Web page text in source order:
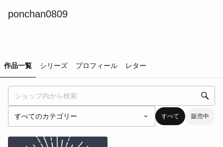
ponchan0809
作品一覧 シリーズ プロフィール レター
すべて 販売中